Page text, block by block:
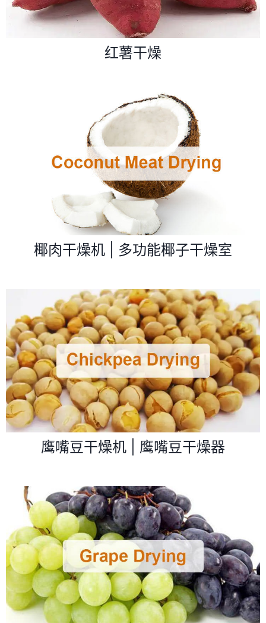
红薯干燥
椰肉干燥机 | 多功能椰子干燥室
鹰嘴豆干燥机 | 鹰嘴豆干燥器